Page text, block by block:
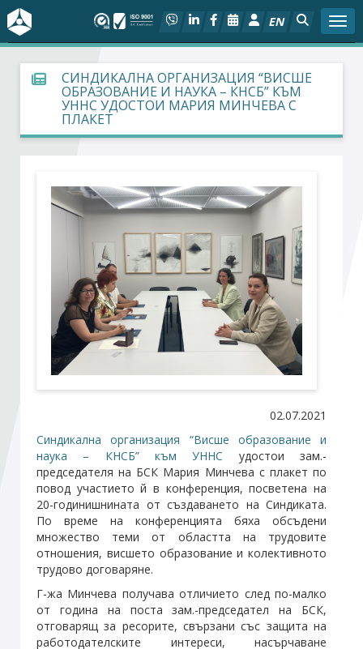
EN
За БСК
На фокус
Актуално
Социален диалог
Арбитражен съд
Проекти
Членове
Абонирайте се!
СИНДИКАЛНА ОРГАНИЗАЦИЯ “ВИСШЕ
ОБРАЗОВАНИЕ И НАУКА – КНСБ” КЪМ
УННС УДОСТОИ МАРИЯ МИНЧЕВА С
ПЛАКЕТ
02.07.2021
Синдикална организация “Висше образование и
наука – КНСБ” към УННС удостои зам.-
председателя на БСК Мария Минчева с плакет по
повод участието й в конференция, посветена на
20-годинишнината от създаването на Синдиката.
По време на конференцията бяха обсъдени
множество теми от областта на трудовите
отношения, висшето образование и колективното
трудово договаряне.
Г-жа Минчева получава отличието след по-малко
от година на поста зам.-председател на БСК,
отговарящ за ресорите, свързани със защита на
работодателските интереси, насърчаване